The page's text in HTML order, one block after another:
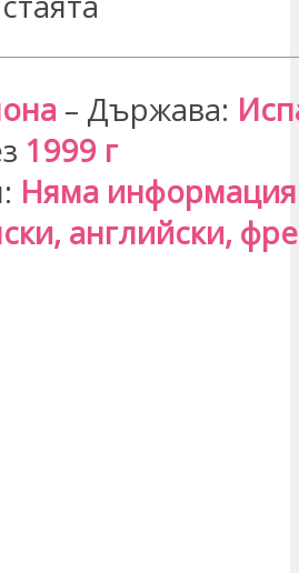
– Държава:
1999 г
Няма информация
английски,